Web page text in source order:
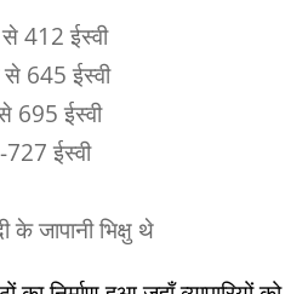
412 ईस्वी
645 ईस्वी
695 ईस्वी
ईस्वी
के जापानी भिक्षु थे